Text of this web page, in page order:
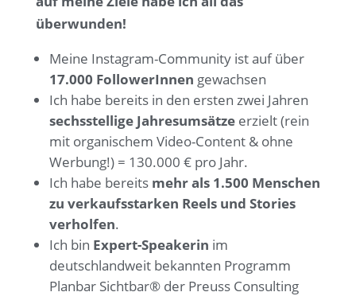
überwunden!
Meine Instagram-Community ist auf über
17.000 FollowerInnen gewachsen
Ich habe bereits in den ersten zwei Jahren
sechsstellige Jahresumsätzeerzielt (rein
mit organischem Video-Content & ohne
Werbung!) = 130.000 € pro Jahr.
Ich habe bereits mehr als 1.500 Menschen
zu verkaufsstarken Reels und Stories
verholfen.
Ich bin Expert-Speakerin im
deutschlandweit bekannten Programm
Planbar Sichtbar® der Preuss Consulting